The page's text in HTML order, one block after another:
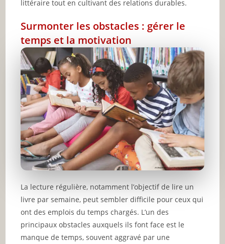
littéraire tout en cultivant des relations durables.
Surmonter les obstacles : gérer le
temps et la motivation
La lecture régulière, notamment l’objectif de lire un
livre par semaine, peut sembler difficile pour ceux qui
ont des emplois du temps chargés. L’un des
principaux obstacles auxquels ils font face est le
manque de temps, souvent aggravé par une